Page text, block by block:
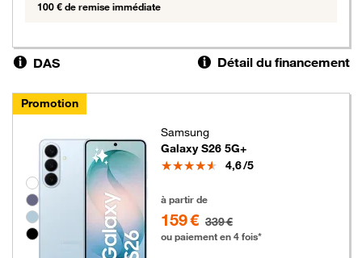
100 € de remise immédiate
DAS Détail du financement
Promotion
Groupe de couleurs disponibles non sélectionnables
Samsung
Galaxy S26 5G+
Note
4,6/5
à partir de
159 € 339 €
ou paiement en 4 fois*